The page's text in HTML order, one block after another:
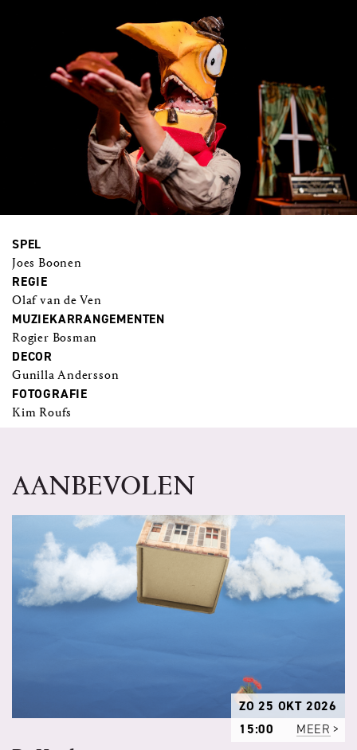
SPEL
Joes Boonen
REGIE
Olaf van de Ven
MUZIEKARRANGEMENTEN
Rogier Bosman
DECOR
Gunilla Andersson
FOTOGRAFIE
Kim Roufs
AANBEVOLEN
ZO 25 OKT 2026
15:00
MEER